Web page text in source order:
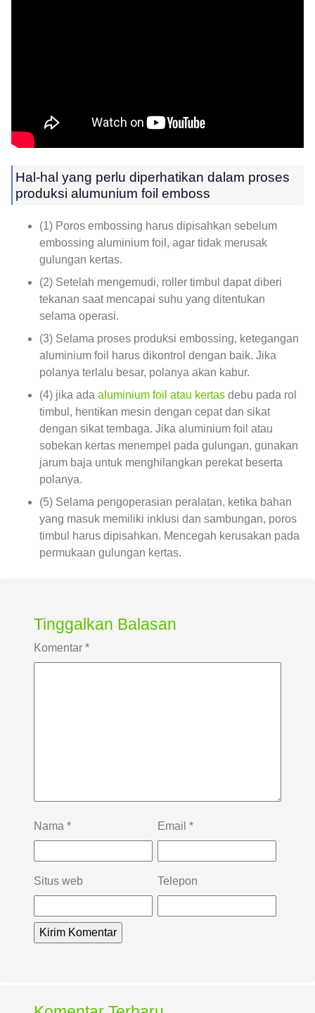
Hal-hal yang perlu diperhatikan dalam proses
produksi alumunium foil emboss
(1) Poros embossing harus dipisahkan sebelum
embossing aluminium foil, agar tidak merusak
gulungan kertas.
(2) Setelah mengemudi, roller timbul dapat diberi
tekanan saat mencapai suhu yang ditentukan
selama operasi.
(3) Selama proses produksi embossing, ketegangan
aluminium foil harus dikontrol dengan baik. Jika
polanya terlalu besar, polanya akan kabur.
(4) jika ada aluminium foil atau kertas debu pada rol
timbul, hentikan mesin dengan cepat dan sikat
dengan sikat tembaga. Jika aluminium foil atau
sobekan kertas menempel pada gulungan, gunakan
jarum baja untuk menghilangkan perekat beserta
polanya.
(5) Selama pengoperasian peralatan, ketika bahan
yang masuk memiliki inklusi dan sambungan, poros
timbul harus dipisahkan. Mencegah kerusakan pada
permukaan gulungan kertas.
Tinggalkan Balasan
Komentar *
Nama * Email *
Situs web Telepon